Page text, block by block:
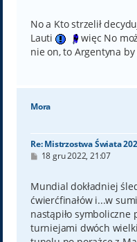
t
No a Kto strzelił
Lauti
więc No
nie on, to Argentyna
Mora
Re: Mistrzostwa Świata
P
t
18 gru 2022, 21:07
Mundial dokładniej
ćwierćfinałów i...w
nastąpiło symboliczne
turniejami dwóch